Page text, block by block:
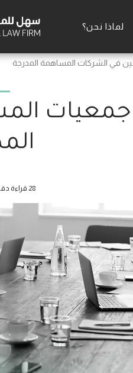
لماذا نحن؟
في الشركات المساهمة المدرجة
28 قراءة دقيقة